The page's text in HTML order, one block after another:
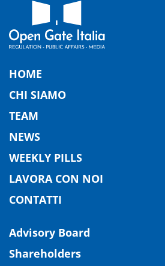
HOME
CHI SIAMO
TEAM
NEWS
WEEKLY PILLS
LAVORA CON NOI
CONTATTI
Advisory Board
Shareholders